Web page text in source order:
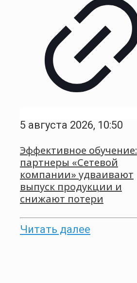
5 августа 2026, 10:50
Эффективное обучение:
партнеры «Сетевой
компании» удваивают
выпуск продукции и
снижают потери
Читать далее